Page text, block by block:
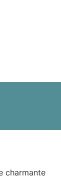
charmante